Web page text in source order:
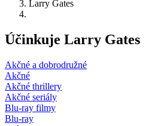
Larry Gates
Účinkuje Larry Gates
Akčné a dobrodružné
Akčné
Akčné thrillery
Akčné seriály
Blu-ray filmy
Blu-ray